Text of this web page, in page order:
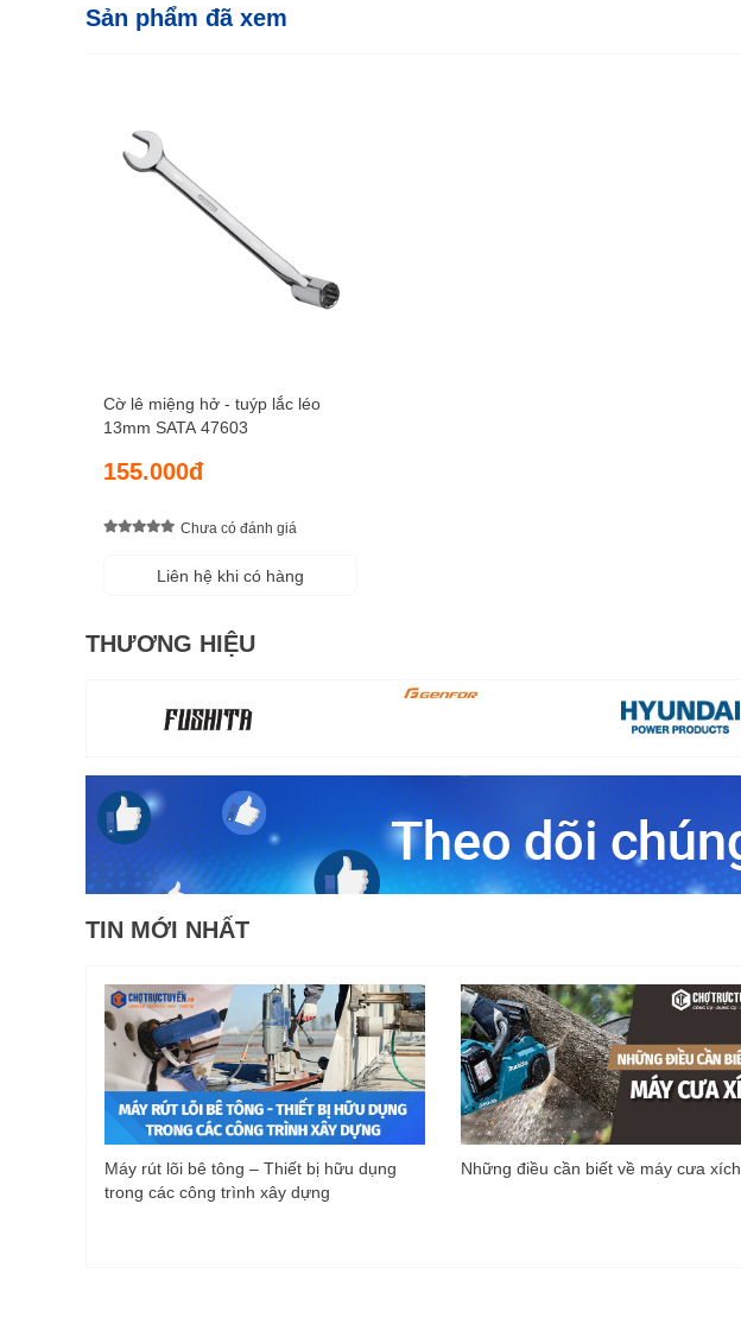
Sản phẩm đã xem
Cờ lê miệng hở - tuýp lắc léo
13mm SATA 47603
155.000đ
Chưa có đánh giá
Liên hệ khi có hàng
THƯƠNG HIỆU
TIN MỚI NHẤT
Máy rút lõi bê tông – Thiết bị hữu dụng
trong các công trình xây dựng
Những điều cần biết về máy cưa xích